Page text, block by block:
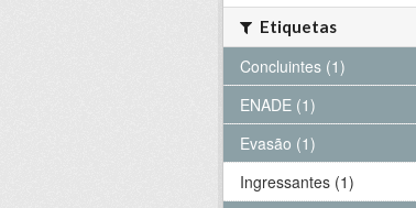
Etiquetas
Concluintes (1)
ENADE (1)
Evasão (1)
Ingressantes (1)